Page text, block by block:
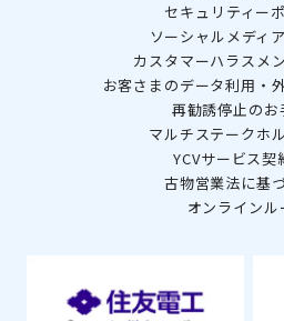
セキュリティー
ソーシャルメディ
カスタマーハラスメ
お客さまのデータ利用・
再勧誘停止のお
マルチステークホ
YCVサービス契
古物営業法に基
オンラインル